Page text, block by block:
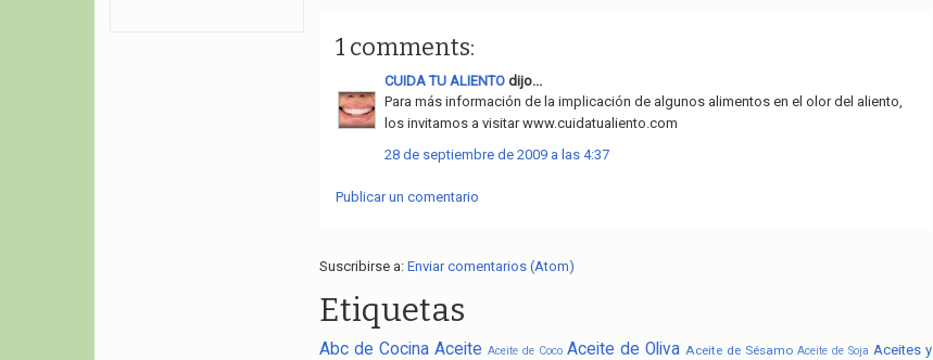
1 comments:
CUIDA TU ALIENTOdijo...
Para más información de la implicación de algunos alimentos en el olor del aliento,
los invitamos a visitar www.cuidatualiento.com
28 de septiembre de 2009 a las 4:37
Publicar un comentario
Suscribirse a: Enviar comentarios (Atom)
Etiquetas
Abc de Cocina Aceite Aceite de Coco Aceite de Oliva Aceite de Sésamo Aceite de Soja Aceites y